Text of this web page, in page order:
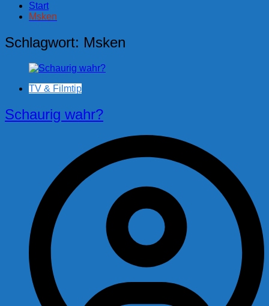
Start
Msken
Schlagwort: Msken
TV & Filmtip
Schaurig wahr?